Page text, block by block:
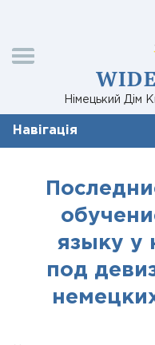
Німецький Дім
Навігація
языку у
под